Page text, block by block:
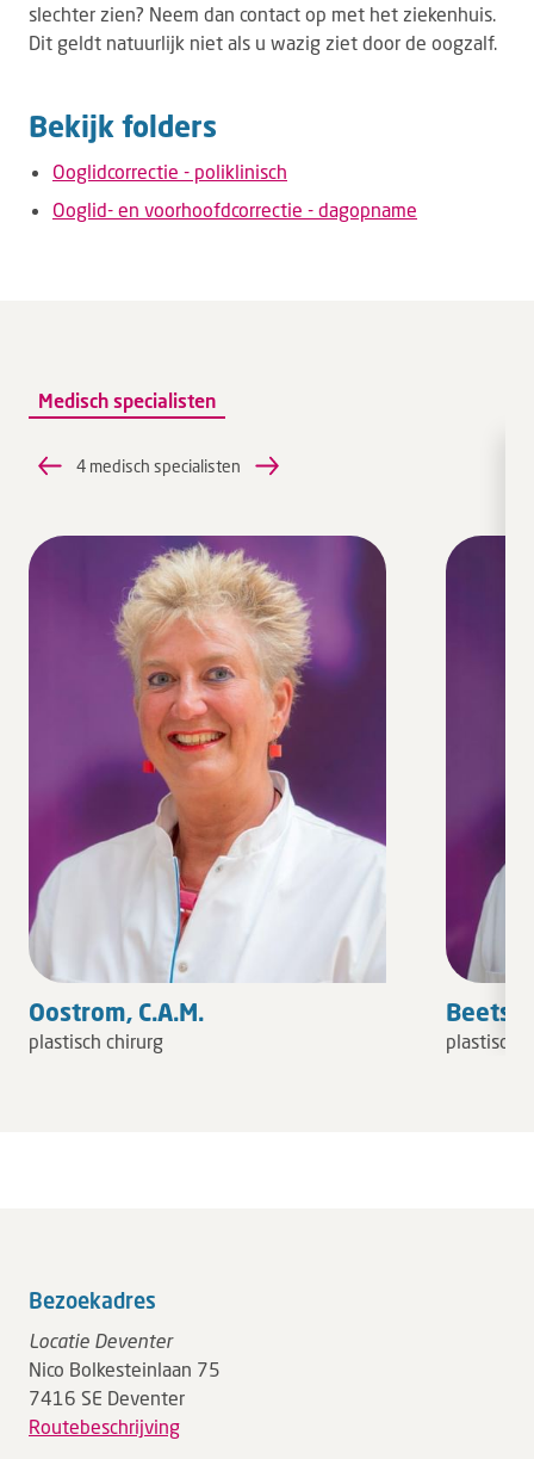
slechter zien? Neem dan contact op met het ziekenhuis.
Dit geldt natuurlijk niet als u wazig ziet door de oogzalf.
Bekijk folders
Ooglidcorrectie - poliklinisch
Ooglid- en voorhoofdcorrectie - dagopname
Medisch specialisten
4 medisch specialisten
Oostrom, C.A.M.
plastisch chirurg
Beets,
plastisch
Bezoekadres
Locatie Deventer
Nico Bolkesteinlaan 75
7416 SE Deventer
Routebeschrijving